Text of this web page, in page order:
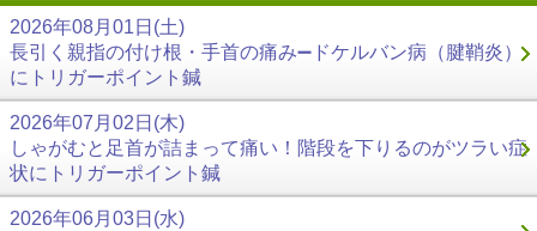
2026年08月01日(土)
長引く親指の付け根・手首の痛み➖ドケルバン病（腱鞘炎）
にトリガーポイント鍼
2026年07月02日(木)
しゃがむと足首が詰まって痛い！階段を下りるのがツラい症
状にトリガーポイント鍼
2026年06月03日(水)